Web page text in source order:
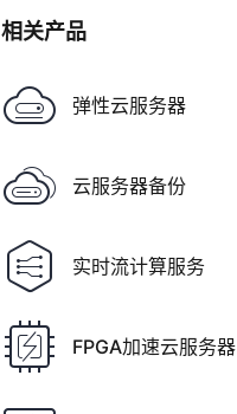
相关产品
弹性云服务器
云服务器备份
实时流计算服务
FPGA加速云服务器